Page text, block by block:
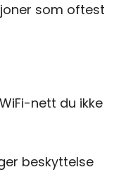
som oftest
nett du ikke
beskyttelse